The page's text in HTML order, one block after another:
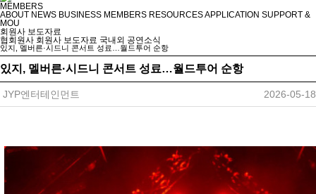
MEMBERS
ABOUT NEWS BUSINESS MEMBERS RESOURCESAPPLICATION SUPPORT &
MOU
회원사 보도자료
협회원사 회원사 보도자료 국내외 공연소식
있지, 멜버른·시드니 콘서트 성료…월드투어 순항
있지, 멜버른·시드니 콘서트 성료…월드투어 순항
JYP엔터테인먼트 2026-05-18